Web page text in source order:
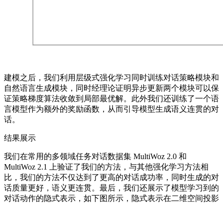
建模之后，我们利用层级式强化学习同时训练对话策略模块和
自然语言生成模块，同时经理论证明异步更新两个模块可以保
证策略梯度算法收敛到局部最优解。此外我们还训练了一个语
言模型作为额外的奖励函数，从而引导模型生成语义连贯的对
话。
结果展示
我们在常用的多领域任务对话数据集 MultiWoz 2.0 和
MultiWoz 2.1 上验证了我们的方法，与其他强化学习方法相
比，我们的方法不仅达到了更高的对话成功率，同时生成的对
话质量更好，语义更连贯。最后，我们还展示了模型学习到的
对话动作的隐式表示，如下图所示，隐式表示在二维空间投影